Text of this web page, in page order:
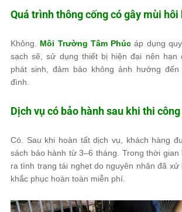
Quá trình thông cống có gây mùi hôi
Không. Môi Trường Tâm Phúc áp dụng
sạch sẽ, sử dụng thiết bị hiện đại nên hạn
phát sinh, đảm bảo không ảnh hưởng
đình.
Dịch vụ có bảo hành sau khi thi
Có. Sau khi hoàn tất dịch vụ, khách hàng
sách bảo hành từ 3–6 tháng. Trong thời gian
ra tình trạng tái nghẹt do nguyên nhân đã
khắc phục hoàn toàn miễn phí.